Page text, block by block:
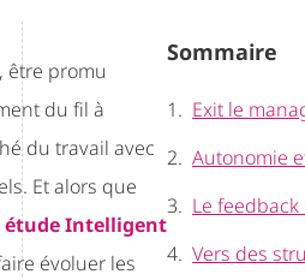
être promu
du fil à
du travail avec
Et alors que
étude Intelligent
évoluer les
Sommaire
Exit le
Autonomie
Le
Vers des